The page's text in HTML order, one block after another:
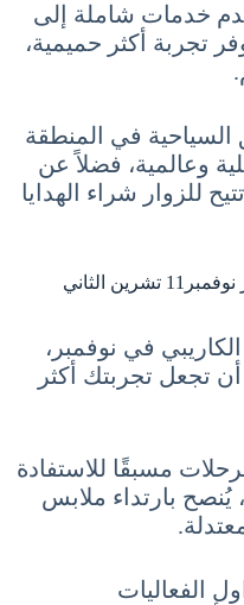
خدمات شاملة إلى
تجربة أكثر حميمية،
السياحية في المنطقة
وعالمية، فضلاً عن
للزوار شراء الهدايا
نصائح السياحة في البحر الكاريبي شهر نوفمبر11 تشرين الثاني
في نوفمبر،
تجعل تجربتك أكثر
مسبقًا للاستفادة
بارتداء ملابس
الفعاليات